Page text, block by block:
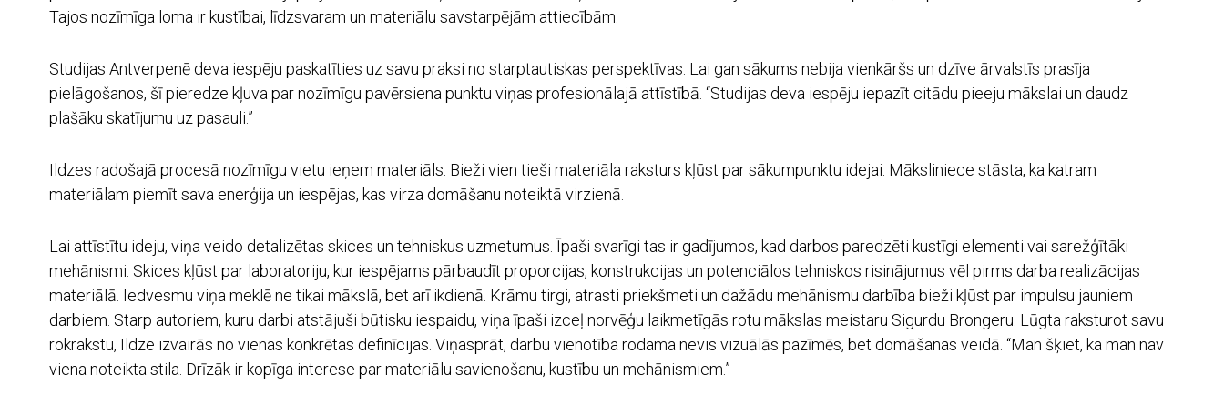
Tajos nozīmīga loma ir kustībai, līdzsvaram un materiālu savstarpējām attiecībām.
Studijas Antverpenē deva iespēju paskatīties uz savu praksi no starptautiskas perspektīvas. Lai gan sākums nebija vienkāršs un dzīve ārvalstīs prasīja
pielāgošanos, šī pieredze kļuva par nozīmīgu pavērsiena punktu viņas profesionālajā attīstībā. “Studijas deva iespēju iepazīt citādu pieeju mākslai un daudz
plašāku skatījumu uz pasauli.”
Ildzes radošajā procesā nozīmīgu vietu ieņem materiāls. Bieži vien tieši materiāla raksturs kļūst par sākumpunktu idejai. Māksliniece stāsta, ka katram
materiālam piemīt sava enerģija un iespējas, kas virza domāšanu noteiktā virzienā.
Lai attīstītu ideju, viņa veido detalizētas skices un tehniskus uzmetumus. Īpaši svarīgi tas ir gadījumos, kad darbos paredzēti kustīgi elementi vai sarežģītāki
mehānismi. Skices kļūst par laboratoriju, kur iespējams pārbaudīt proporcijas, konstrukcijas un potenciālos tehniskos risinājumus vēl pirms darba realizācijas
materiālā. Iedvesmu viņa meklē ne tikai mākslā, bet arī ikdienā. Krāmu tirgi, atrasti priekšmeti un dažādu mehānismu darbība bieži kļūst par impulsu jauniem
darbiem. Starp autoriem, kuru darbi atstājuši būtisku iespaidu, viņa īpaši izceļ norvēģu laikmetīgās rotu mākslas meistaru Sigurdu Brongeru. Lūgta raksturot savu
rokrakstu, Ildze izvairās no vienas konkrētas definīcijas. Viņasprāt, darbu vienotība rodama nevis vizuālās pazīmēs, bet domāšanas veidā. “Man šķiet, ka man nav
viena noteikta stila. Drīzāk ir kopīga interese par materiālu savienošanu, kustību un mehānismiem.”